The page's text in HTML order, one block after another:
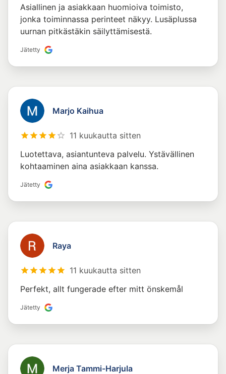
Asiallinen ja asiakkaan huomioiva toimisto,
jonka toiminnassa perinteet näkyy. Lusäplussa
uurnan pitkästäkin säilyttämisestä.
Jätetty
Marjo Kaihua
11 kuukautta sitten
Luotettava, asiantunteva palvelu. Ystävällinen
kohtaaminen aina asiakkaan kanssa.
Jätetty
Raya
11 kuukautta sitten
Perfekt, allt fungerade efter mitt önskemål
Jätetty
Merja Tammi-Harjula